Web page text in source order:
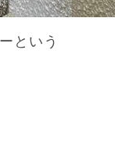
という